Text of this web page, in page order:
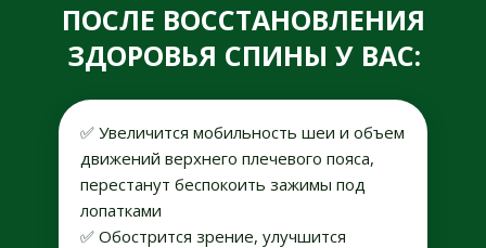
✅ Увеличится мобильность шеи и объем
движений верхнего плечевого пояса,
перестанут беспокоить зажимы под
лопатками
✅ Обострится зрение, улучшится
ПОСЛЕ ВОССТАНОВЛЕНИЯ
ЗДОРОВЬЯ СПИНЫ У ВАС: